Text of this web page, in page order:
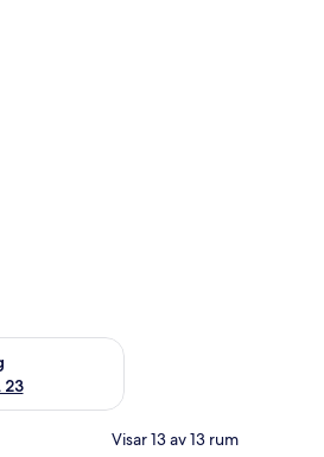
23
för nästa helg aug. 21 - aug. 23
Visar 13 av 13 rum